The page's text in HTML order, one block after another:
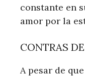
constante en
amor por la
CONTRAS
A pesar de